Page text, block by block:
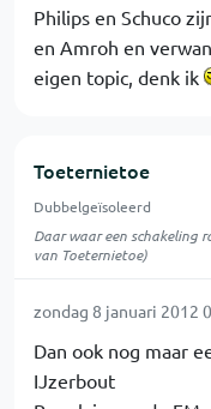
Philips en Schuco
en Amroh en
eigen topic, denk ik
Toeternietoe
Dubbelgeïsoleerd
Daar waar een schakeling
van Toeternietoe)
zondag 8 januari 2012
Dan ook nog maar
IJzerbout